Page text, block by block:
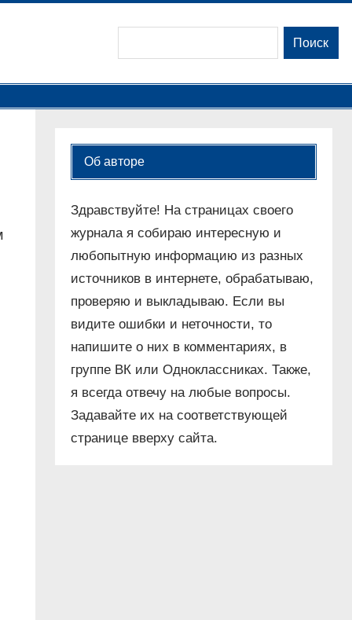
Поиск
Об авторе
Здравствуйте! На страницах своего
журнала я собираю интересную и
любопытную информацию из разных
источников в интернете, обрабатываю,
проверяю и выкладываю. Если вы
видите ошибки и неточности, то
напишите о них в комментариях, в
группе ВК или Одноклассниках. Также,
я всегда отвечу на любые вопросы.
Задавайте их на соответствующей
странице вверху сайта.